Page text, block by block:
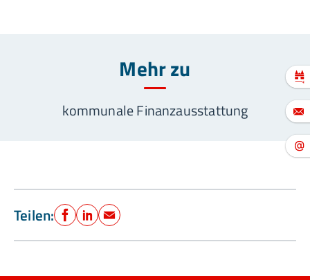
Mehr zu
kommunale Finanzausstattung
Teilen: Facebook
LinkedIn
E-Mail